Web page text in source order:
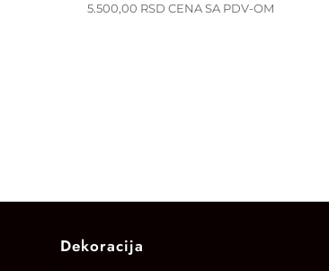
5.500,00 RSD CENA SA PDV-OM
Dekoracija